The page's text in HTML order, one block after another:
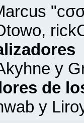
y
de
y